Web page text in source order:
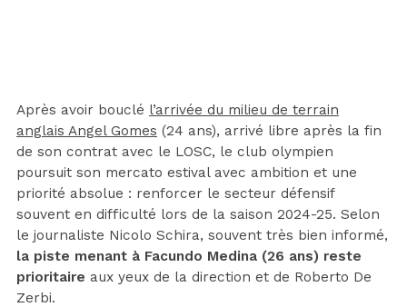
Après avoir bouclé l’arrivée du milieu de terrain
anglais Angel Gomes (24 ans), arrivé libre après la fin
de son contrat avec le LOSC, le club olympien
poursuit son mercato estival avec ambition et une
priorité absolue : renforcer le secteur défensif
souvent en difficulté lors de la saison 2024-25. Selon
le journaliste Nicolo Schira, souvent très bien informé,
la piste menant à Facundo Medina (26 ans) reste
prioritaire aux yeux de la direction et de Roberto De
Zerbi.